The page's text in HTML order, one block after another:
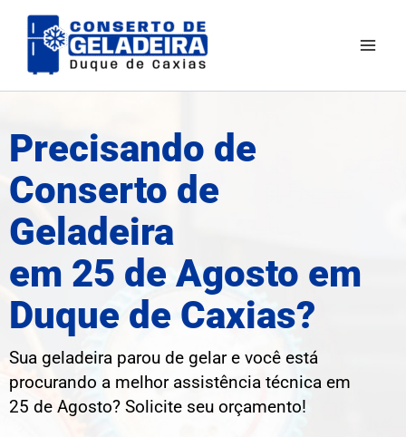
para
Precisando de
Conserto de
Geladeira
em 25 de Agosto em
Duque de Caxias?
Sua geladeira parou de gelar e você está
procurando a melhor assistência técnica em
25 de Agosto? Solicite seu orçamento!